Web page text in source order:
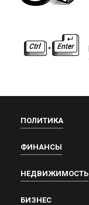
ПОЛИТИКА
ФИНАНСЫ
НЕДВИЖИМОСТЬ
БИЗНЕС